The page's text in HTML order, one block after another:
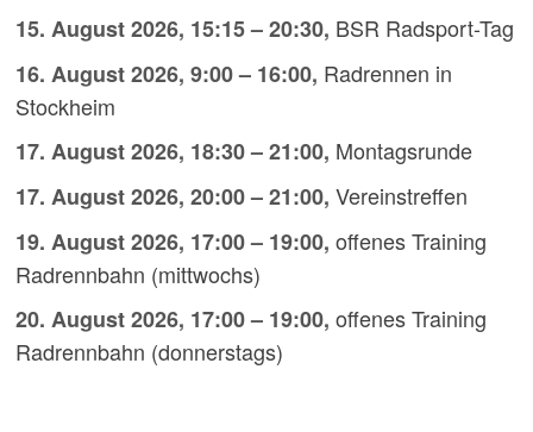
15. August 2026, 15:15– 20:30, BSR Radsport-Tag
16. August 2026, 9:00– 16:00, Radrennen in
Stockheim
17. August 2026, 18:30– 21:00, Montagsrunde
17. August 2026, 20:00– 21:00, Vereinstreffen
19. August 2026, 17:00– 19:00, offenes Training
Radrennbahn (mittwochs)
20. August 2026, 17:00– 19:00, offenes Training
Radrennbahn (donnerstags)